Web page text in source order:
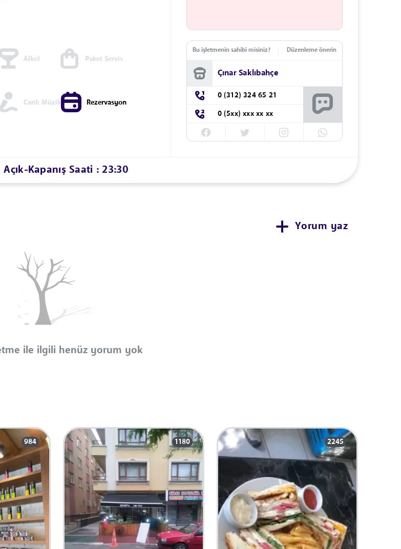
Alkol Paket Servis
Canlı Müzik Rezervasyon
Bu işletmenin sahibi misiniz? Düzenleme önerin
Çınar Saklıbahçe
0 (312) 324 65 21
0 (5xx) xxx xx xx
Açık-Kapanış Saati : 23:30
Yorum yaz
ile ilgili henüz yorum yok
984 1180 2245